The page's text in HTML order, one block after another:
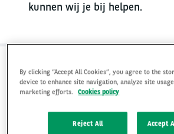
kunnen wij je bij helpen.
In het
Wat is het?
Een verplichting om de CO2-uitstoot
verkeer én woon-werkverkeer van
By clicking “Accept All Cookies”, you agree to the
device to enhance site navigation, analyze site
marketing efforts.
Cookies policy
Reject All Accept